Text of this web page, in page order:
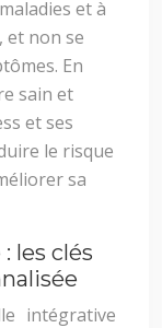
et à
et non se
En
sain et
et ses
le risque
sa
les clés
intégrative